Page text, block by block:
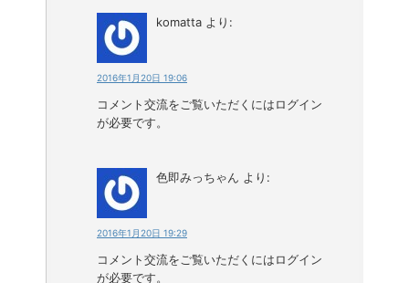
komatta より:
2016年1月20日 19:06
コメント交流をご覧いただくにはログイン
が必要です。
色即みっちゃん より:
2016年1月20日 19:29
コメント交流をご覧いただくにはログイン
が必要です。